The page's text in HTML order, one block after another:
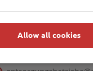
Allow all cookies